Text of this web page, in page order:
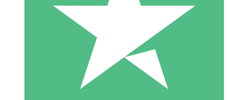
Paga a consumo con crediti di download. Nessun impegno
1 Download
10